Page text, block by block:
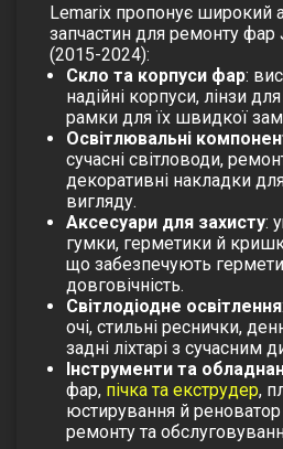
Lemarix пропонує широкий
запчастин для ремонту фар
(2015-2024):
Скло та корпуси фар:
надійні корпуси, лінзи
рамки для їх швидкої
Освітлювальні
сучасні світловоди,
декоративні накладки
вигляду.
Аксесуари для захисту:
гумки, герметики й
що забезпечують
довговічність.
Світлодіодне освітлення
очі, стильні реснички,
задні ліхтарі з сучасним
Інструменти та
фар, пічка та екструдер,
юстирування й реноватор
ремонту та